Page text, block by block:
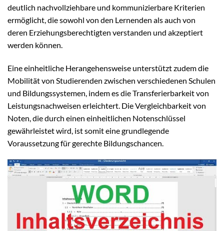
deutlich nachvollziehbare und kommunizierbare Kriterien
ermöglicht, die sowohl von den Lernenden als auch von
deren Erziehungsberechtigten verstanden und akzeptiert
werden können.
Eine einheitliche Herangehensweise unterstützt zudem die
Mobilität von Studierenden zwischen verschiedenen Schulen
und Bildungssystemen, indem es die Transferierbarkeit von
Leistungsnachweisen erleichtert. Die Vergleichbarkeit von
Noten, die durch einen einheitlichen Notenschlüssel
gewährleistet wird, ist somit eine grundlegende
Voraussetzung für gerechte Bildungschancen.